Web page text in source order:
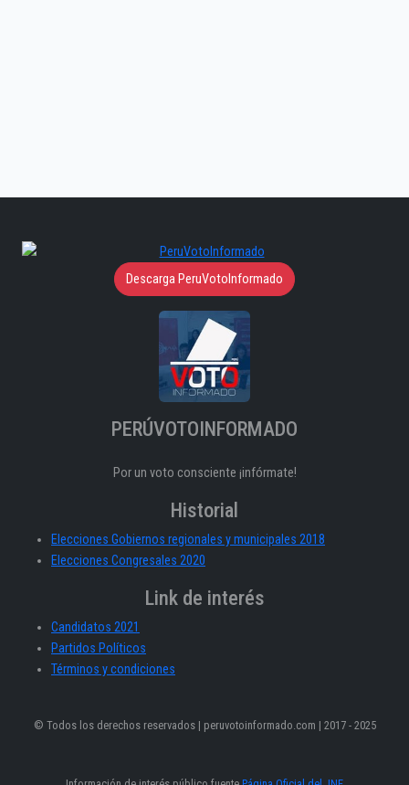
Descarga PeruVotoInformado
PERÚVOTOINFORMADO
Por un voto consciente ¡infórmate!
Historial
Elecciones Gobiernos regionales y municipales 2018
Elecciones Congresales 2020
Link de interés
Candidatos 2021
Partidos Políticos
Términos y condiciones
© Todos los derechos reservados | peruvotoinformado.com | 2017 - 2025